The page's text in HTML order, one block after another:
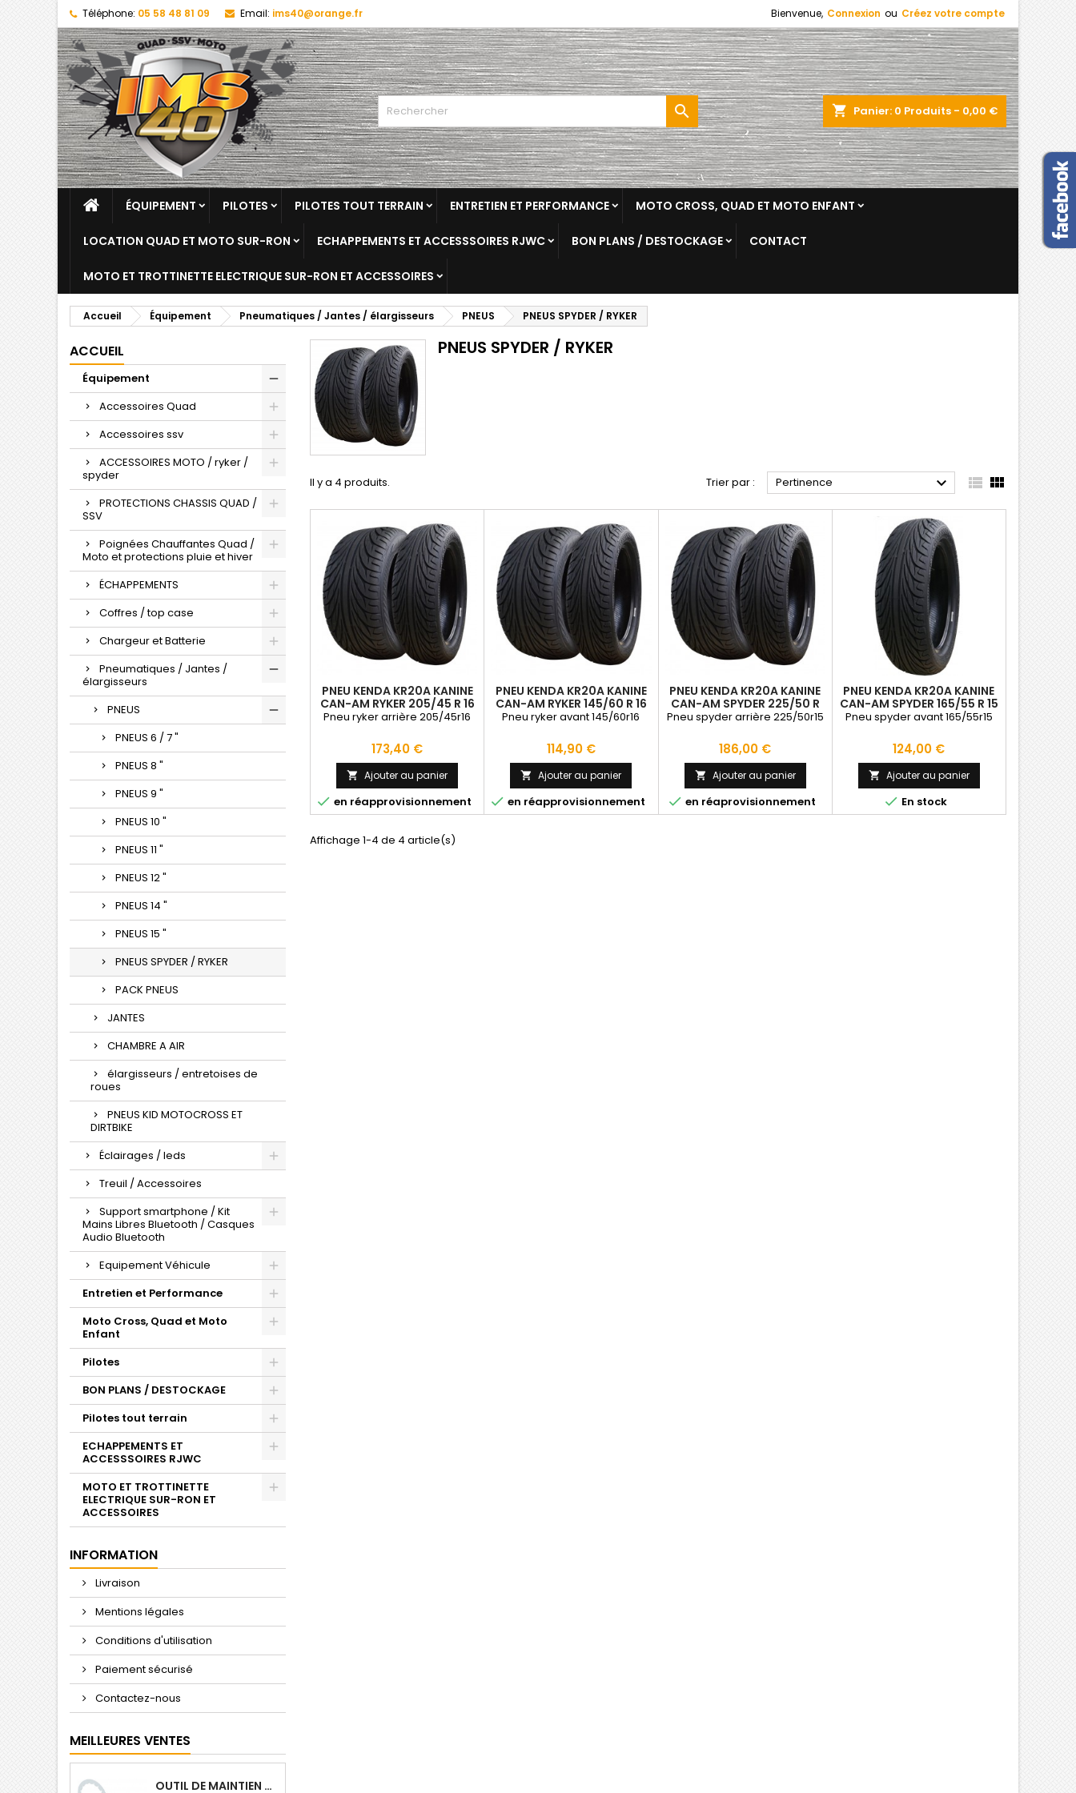
Téléphone: 05 58 48 81 09 Email: ims40@orange.fr Bienvenue, Connexion ou Créez votre compte
shopping_cart Panier: 0 Produits - 0,00 €

ÉQUIPEMENT PILOTES PILOTES TOUT TERRAIN ENTRETIEN ET PERFORMANCE MOTO CROSS, QUAD ET MOTO ENFANT
LOCATION QUAD ET MOTO SUR-RON ECHAPPEMENTS ET ACCESSSOIRES RJWC BON PLANS / DESTOCKAGE CONTACT
MOTO ET TROTTINETTE ELECTRIQUE SUR-RON ET ACCESSOIRES
Accueil Équipement Pneumatiques / Jantes / élargisseurs PNEUS PNEUS SPYDER / RYKER
ACCUEIL
Équipement
Accessoires Quad
Accessoires ssv
ACCESSOIRES MOTO / ryker /
spyder
PROTECTIONS CHASSIS QUAD /
SSV
Poignées Chauffantes Quad /
Moto et protections pluie et hiver
ÉCHAPPEMENTS
Coffres / top case
Chargeur et Batterie
Pneumatiques / Jantes /
élargisseurs
PNEUS
PNEUS 6 / 7 "
PNEUS 8 "
PNEUS 9 "
PNEUS 10 "
PNEUS 11 "
PNEUS 12 "
PNEUS 14 "
PNEUS 15 "
PNEUS SPYDER / RYKER
PACK PNEUS
JANTES
CHAMBRE A AIR
élargisseurs / entretoises de
roues
PNEUS KID MOTOCROSS ET
DIRTBIKE
Éclairages / leds
Treuil / Accessoires
Support smartphone / Kit
Mains Libres Bluetooth / Casques
Audio Bluetooth
Equipement Véhicule
Entretien et Performance
Moto Cross, Quad et Moto
Enfant
Pilotes
BON PLANS / DESTOCKAGE
Pilotes tout terrain
ECHAPPEMENTS ET
ACCESSSOIRES RJWC
MOTO ET TROTTINETTE
ELECTRIQUE SUR-RON ET
ACCESSOIRES
INFORMATION
Livraison
Mentions légales
Conditions d'utilisation
Paiement sécurisé
Contactez-nous
MEILLEURES VENTES
OUTIL DE MAINTIEN D'EMBRAYAGE CVTECH CF MOTO
PNEUS SPYDER / RYKER
Il y a 4 produits. Trier par : Pertinence   
PNEU KENDA KR20A KANINE
CAN-AM RYKER 205/45 R 16
M/C 77 T E TL
Pneu ryker arrière 205/45r16
Prix
173,40 €
 Ajouter au panier
 en réapprovisionnement
PNEU KENDA KR20A KANINE
CAN-AM RYKER 145/60 R 16
M/C 66T E TL
Pneu ryker avant 145/60r16
Prix
114,90 €
 Ajouter au panier
 en réapprovisionnement
PNEU KENDA KR20A KANINE
CAN-AM SPYDER 225/50 R
15 M/C 76H E TL
Pneu spyder arrière 225/50r15
Prix
186,00 €
 Ajouter au panier
 en réaprovisionnement
PNEU KENDA KR20A KANINE
CAN-AM SPYDER 165/55 R 15
M/C 55H TL
Pneu spyder avant 165/55r15
Prix
124,00 €
 Ajouter au panier
 En stock
Affichage 1-4 de 4 article(s)